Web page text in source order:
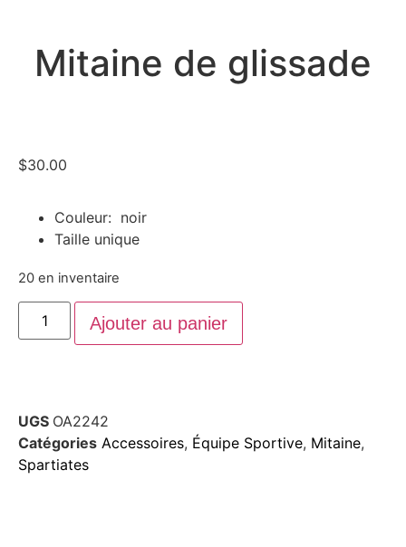
Mitaine de glissade
$30.00
Couleur: noir
Taille unique
20 en inventaire
Ajouter au panier
UGS OA2242
Catégories Accessoires, Équipe Sportive, Mitaine,
Spartiates